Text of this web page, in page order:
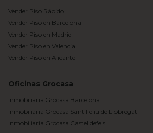
Vender Piso Rápido
Vender Piso en Barcelona
Vender Piso en Madrid
Vender Piso en Valencia
Vender Piso en Alicante
Oficinas Grocasa
Inmobiliaria Grocasa Barcelona
Inmobiliaria Grocasa Sant Feliu de Llobregat
Inmobiliaria Grocasa Castelldefels